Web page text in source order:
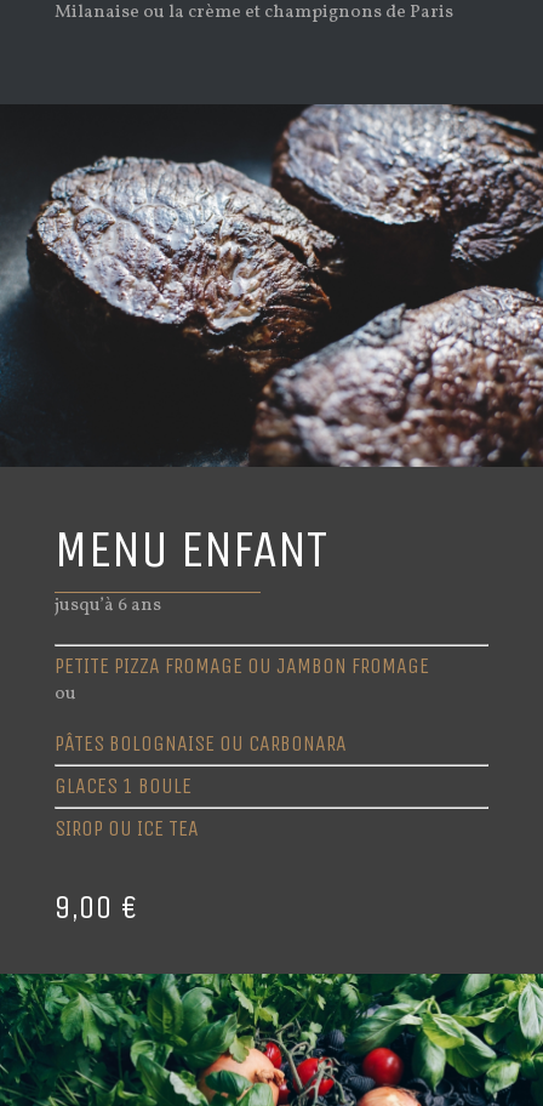
Milanaise ou la crème et champignons de Paris
MENU ENFANT
jusqu’à 6 ans
PETITE PIZZA FROMAGE OU JAMBON FROMAGE
ou
PÂTES BOLOGNAISE OU CARBONARA
GLACES 1 BOULE
SIROP OU ICE TEA
9,00 €